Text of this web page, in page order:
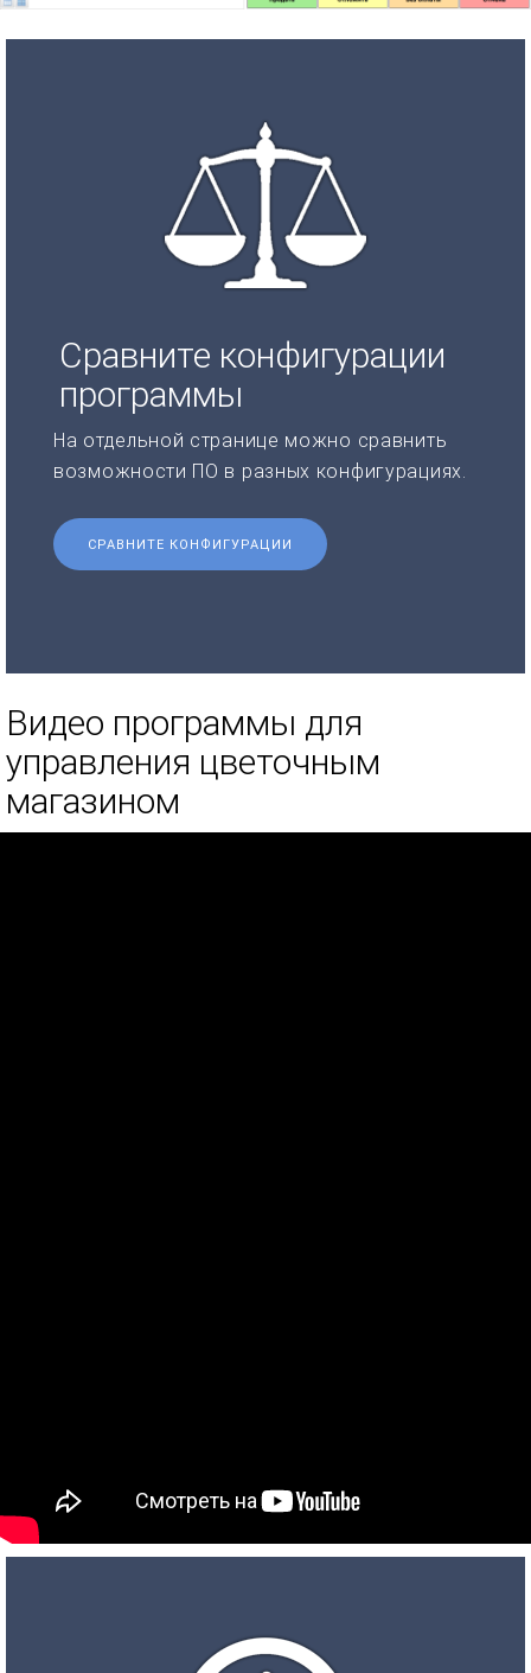
Сравните конфигурации
программы
На отдельной странице можно сравнить
возможности ПО в разных конфигурациях.
СРАВНИТЕ КОНФИГУРАЦИИ
Видео программы для
управления цветочным
магазином